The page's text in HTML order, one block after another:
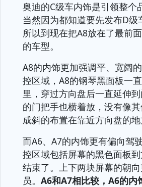
奥迪的C级车内饰是引领整个
当然因为都知道要先发布D级
所以到现在把A8放在了最前
的车型。
A8的内饰更加强调平、宽阔
控区域，A8的钢琴黑面板一
里，穿过方向盘后一直延伸
的门把手也横着放，没有像
成斜的布置在靠近方向盘的地
而A6、A7的内饰更有偏向驾
控区域包括屏幕的黑色面板
结束了。上下两块屏幕的朝
员。 A6和A7相比较，A6的内